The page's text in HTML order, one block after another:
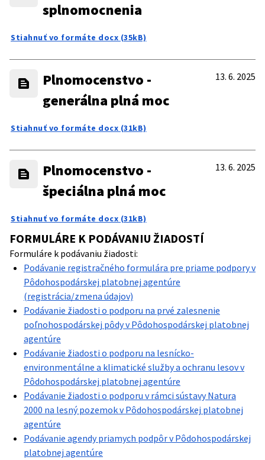
splnomocnenia
Stiahnuť vo formáte docx (35kB)
Plnomocenstvo -
generálna plná moc
13. 6. 2025
Stiahnuť vo formáte docx (31kB)
Plnomocenstvo -
špeciálna plná moc
13. 6. 2025
Stiahnuť vo formáte docx (31kB)
FORMULÁRE K PODÁVANIU ŽIADOSTÍ
Formuláre k podávaniu žiadosti:
Podávanie registračného formulára pre priame podpory v
Pôdohospodárskej platobnej agentúre
(registrácia/zmena údajov)
Podávanie žiadosti o podporu na prvé zalesnenie
poľnohospodárskej pôdy v Pôdohospodárskej platobnej
agentúre
Podávanie žiadosti o podporu na lesnícko-
environmentálne a klimatické služby a ochranu lesov v
Pôdohospodárskej platobnej agentúre
Podávanie žiadosti o podporu v rámci sústavy Natura
2000 na lesný pozemok v Pôdohospodárskej platobnej
agentúre
Podávanie agendy priamych podpôr v Pôdohospodárskej
platobnej agentúre